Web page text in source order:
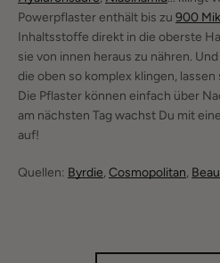
Powerpflaster enthält bis zu 900
Inhaltsstoffe direkt in die oberste
sie von innen heraus zu nähren.
die oben so komplex klingen,
Die Pflaster können einfach über
am nächsten Tag wachst Du mit
auf!
Quellen: Byrdie, Cosmopolitan,